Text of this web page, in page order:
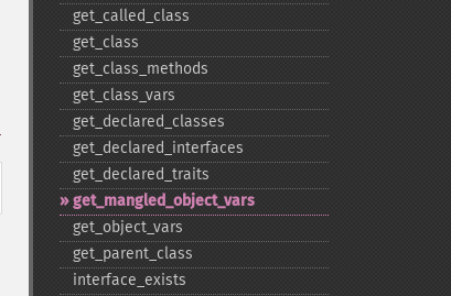
get_​called_​class
get_​class
get_​class_​methods
get_​class_​vars
get_​declared_​classes
get_​declared_​interfaces
get_​declared_​traits
get_​mangled_​object_​vars
get_​object_​vars
get_​parent_​class
interface_​exists